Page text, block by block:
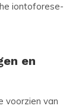
iontoforese-
en
voorzien van